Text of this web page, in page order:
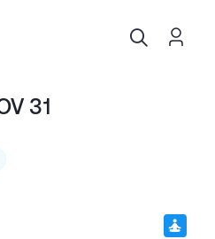
31